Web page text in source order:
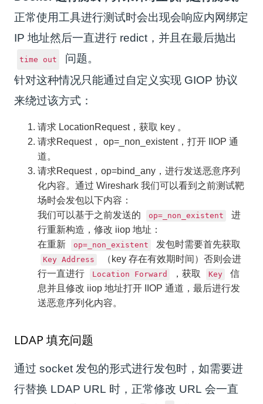
正常使用工具进行测试时会出现会响应内网绑定
IP 地址然后一直进行 redict，并且在最后抛出
time out
问题。
针对这种情况只能通过自定义实现 GIOP 协议
来绕过该方式：
请求 LocationRequest，获取 key 。
请求Request， op=_non_existent，打开 IIOP 通
道。
请求Request，op=bind_any，进行发送恶意序列
化内容。通过 Wireshark 我们可以看到之前测试靶
场时会发包以下内容：
我们可以基于之前发送的
op=_non_existent
进
行重新构造，修改 iiop 地址：
在重新
op=_non_existent 发包时需要首先获取
Key Address
（key 存在有效期时间）否则会进
行一直进行
Location Forward ，获取 Key
信
息并且修改 iiop 地址打开 IIOP 通道，最后进行发
送恶意序列化内容。
LDAP 填充问题
通过 socket 发包的形式进行发包时，如需要进
行替换 LDAP URL 时，正常修改 URL 会一直